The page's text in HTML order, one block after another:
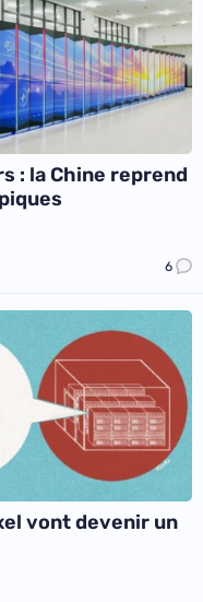
: la Chine reprend
6
vont devenir un